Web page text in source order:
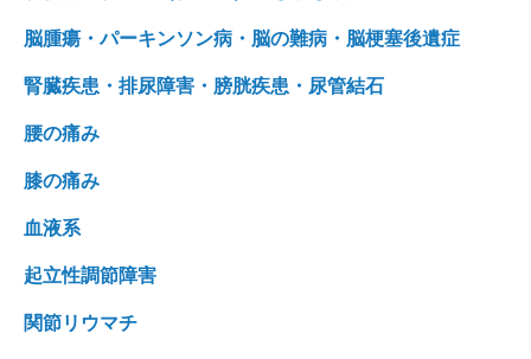
脳腫瘍・パーキンソン病・脳の難病・脳梗塞後遺症
腎臓疾患・排尿障害・膀胱疾患・尿管結石
腰の痛み
膝の痛み
血液系
起立性調節障害
関節リウマチ